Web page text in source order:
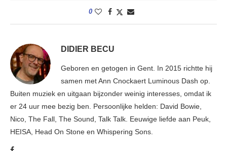
0
DIDIER BECU
Geboren en getogen in Gent. In 2015 richtte hij
samen met Ann Cnockaert Luminous Dash op.
Buiten muziek en uitgaan bijzonder weinig interesses, omdat ik
er 24 uur mee bezig ben. Persoonlijke helden: David Bowie,
Nico, The Fall, The Sound, Talk Talk. Eeuwige liefde aan Peuk,
HEISA, Head On Stone en Whispering Sons.